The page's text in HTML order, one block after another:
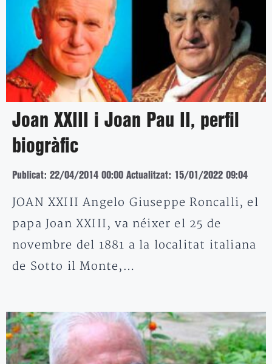
Joan XXIII i Joan Pau II, perfil
biogràfic
Publicat: 22/04/2014 00:00 Actualitzat: 15/01/2022 09:04
JOAN XXIII Angelo Giuseppe Roncalli, el
papa Joan XXIII, va néixer el 25 de
novembre del 1881 a la localitat italiana
de Sotto il Monte,…